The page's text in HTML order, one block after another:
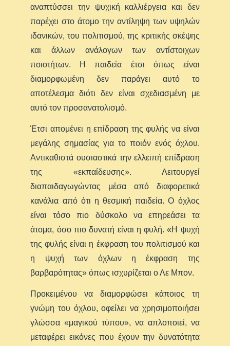
αναπτύσσει την ψυχική καλλιέργεια και δεν
παρέχει στο άτομο την αντίληψη των υψηλών
ιδανικών, του πολιτισμού, της κριτικής σκέψης
και άλλων ανάλογων των αντίστοιχων
ποιοτήτων. Η παιδεία έτσι όπως είναι
διαμορφωμένη δεν παράγει αυτό το
αποτέλεσμα διότι δεν είναι σχεδιασμένη με
αυτό τον προσανατολισμό.
Έτσι απομένει η επίδραση της φυλής να είναι
μεγάλης σημασίας για το ποιόν ενός όχλου.
Αντικαθιστά ουσιαστικά την ελλειπή επίδραση
της «εκπαίδευσης». Λειτουργεί
διαπαιδαγωγώντας μέσα από διαφορετικά
κανάλια από ότι η θεσμική παιδεία. Ο όχλος
είναι τόσο πιο δύσκολο να επηρεάσει τα
άτομα, όσο πιο δυνατή είναι η φυλή. «Η ψυχή
της φυλής είναι η έκφραση του πολιτισμού και
η ψυχή των όχλων η έκφραση της
βαρβαρότητας» όπως ισχυρίζεται ο Λε Μπον.
Προκειμένου να διαμορφώσει κάποιος τη
γνώμη του όχλου, οφείλει να χρησιμοποιήσει
γλώσσα «μαγικού τύπου», να απλοποιεί, να
μεταφέρει εικόνες που έχουν την δυνατότητα